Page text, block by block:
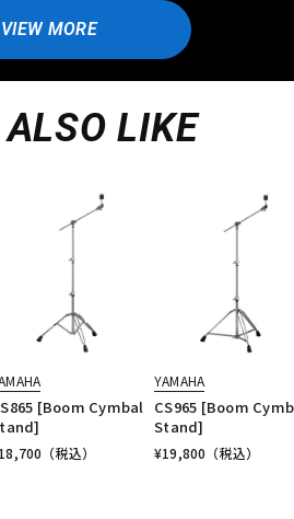
VIEW MORE
LIKE
[Boom Cymbal
18,700 （税込）
YAMAHA
CS965 [Boom
Stand]
¥19,800 （税込）